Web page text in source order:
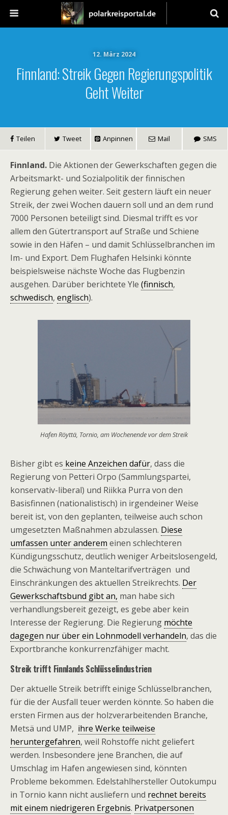
12. März 2024
Finnland: Streik Gegen Regierungspolitik
Geht Weiter
Teilen Tweet Anpinnen Mail SMS
Finnland. Die Aktionen der Gewerkschaften gegen die
Arbeitsmarkt- und Sozialpolitik der finnischen
Regierung gehen weiter. Seit gestern läuft ein neuer
Streik, der zwei Wochen dauern soll und an dem rund
7000 Personen beteiligt sind. Diesmal trifft es vor
allem den Gütertransport auf Straße und Schiene
sowie in den Häfen – und damit Schlüsselbranchen im
Im- und Export. Dem Flughafen Helsinki könnte
beispielsweise nächste Woche das Flugbenzin
ausgehen. Darüber berichtete Yle (finnisch,
schwedisch, englisch).
Hafen Röyttä, Tornio, am Wochenende vor dem Streik
Bisher gibt es keine Anzeichen dafür, dass die
Regierung von Petteri Orpo (Sammlungspartei,
konservativ-liberal) und Riikka Purra von den
Basisfinnen (nationalistisch) in irgendeiner Weise
bereit ist, von den geplanten, teilweise auch schon
umgesetzten Maßnahmen abzulassen. Diese
umfassen unter anderem einen schlechteren
Kündigungsschutz, deutlich weniger Arbeitslosengeld,
die Schwächung von Manteltarifverträgen und
Einschränkungen des aktuellen Streikrechts. Der
Gewerkschaftsbund gibt an, man habe sich
verhandlungsbereit gezeigt, es gebe aber kein
Interesse der Regierung. Die Regierung möchte
dagegen nur über ein Lohnmodell verhandeln, das die
Exportbranche konkurrenzfähiger macht.
Streik trifft Finnlands Schlüsselindustrien
Der aktuelle Streik betrifft einige Schlüsselbranchen,
für die der Ausfall teuer werden könnte. So haben die
ersten Firmen aus der holzverarbeitenden Branche,
Metsä und UMP, ihre Werke teilweise
heruntergefahren, weil Rohstoffe nicht geliefert
werden. Insbesondere jene Branchen, die auf
Umschlag im Hafen angewiesen sind, könnten
Probleme bekommen. Edelstahlhersteller Outokumpu
in Tornio kann nicht ausliefern und rechnet bereits
mit einem niedrigeren Ergebnis. Privatpersonen